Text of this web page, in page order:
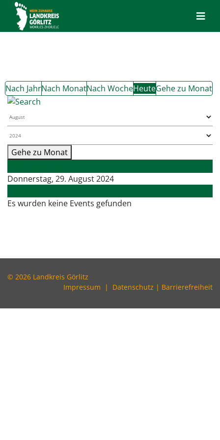
Nach JahrNach MonatNach WocheHeuteGehe zu Monat
Gehe zu Monat
Donnerstag, 29. August 2024
Es wurden keine Events gefunden
© 2026 Landkreis Görlitz
Impressum | Datenschutz | Barrierefreiheit